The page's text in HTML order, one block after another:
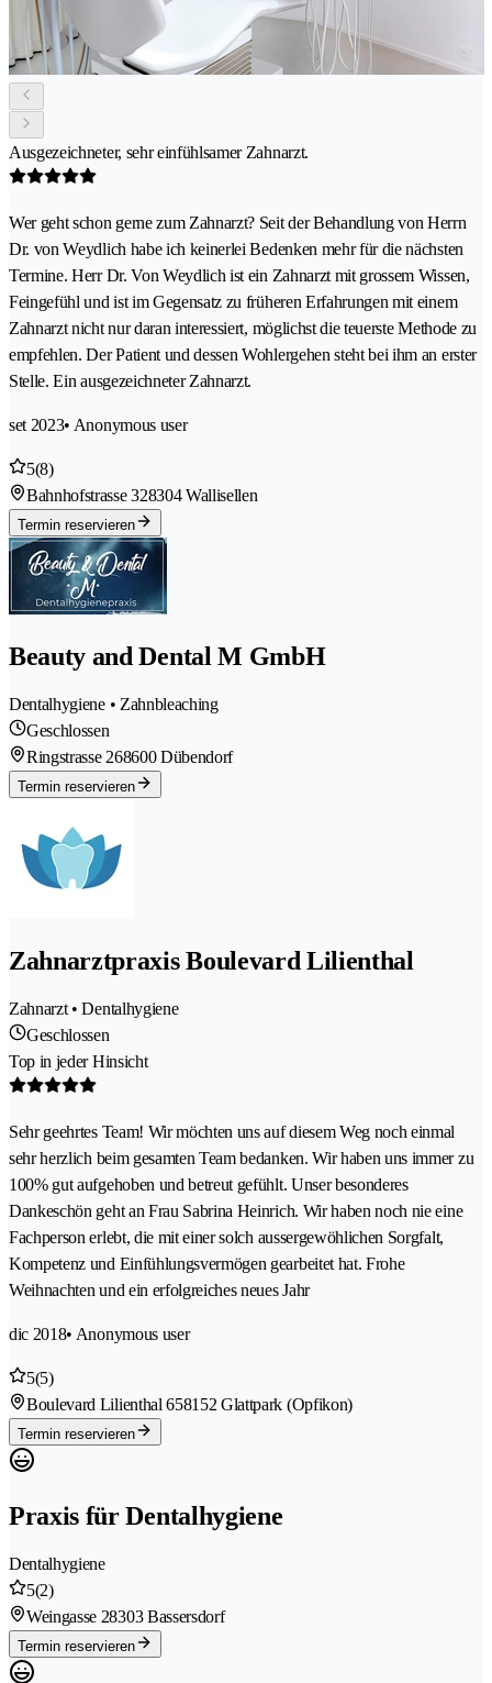
Ausgezeichneter, sehr einfühlsamer Zahnarzt.
Wer geht schon gerne zum Zahnarzt? Seit der Behandlung von Herrn
Dr. von Weydlich habe ich keinerlei Bedenken mehr für die nächsten
Termine. Herr Dr. Von Weydlich ist ein Zahnarzt mit grossem Wissen,
Feingefühl und ist im Gegensatz zu früheren Erfahrungen mit einem
Zahnarzt nicht nur daran interessiert, möglichst die teuerste Methode zu
empfehlen. Der Patient und dessen Wohlergehen steht bei ihm an erster
Stelle. Ein ausgezeichneter Zahnarzt.
set 2023• Anonymous user
5(8)
Bahnhofstrasse 328304 Wallisellen
Termin reservieren
Beauty and Dental M GmbH
Dentalhygiene • Zahnbleaching
Geschlossen
Ringstrasse 268600 Dübendorf
Termin reservieren
Zahnarztpraxis Boulevard Lilienthal
Zahnarzt • Dentalhygiene
Geschlossen
Top in jeder Hinsicht
Sehr geehrtes Team! Wir möchten uns auf diesem Weg noch einmal
sehr herzlich beim gesamten Team bedanken. Wir haben uns immer zu
100% gut aufgehoben und betreut gefühlt. Unser besonderes
Dankeschön geht an Frau Sabrina Heinrich. Wir haben noch nie eine
Fachperson erlebt, die mit einer solch aussergewöhlichen Sorgfalt,
Kompetenz und Einfühlungsvermögen gearbeitet hat. Frohe
Weihnachten und ein erfolgreiches neues Jahr
dic 2018• Anonymous user
5(5)
Boulevard Lilienthal 658152 Glattpark (Opfikon)
Termin reservieren
Praxis für Dentalhygiene
Dentalhygiene
5(2)
Weingasse 28303 Bassersdorf
Termin reservieren